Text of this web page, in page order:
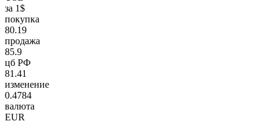
за 1$
покупка
80.19
продажа
85.9
цб РФ
81.41
изменение
0.4784
валюта
EUR